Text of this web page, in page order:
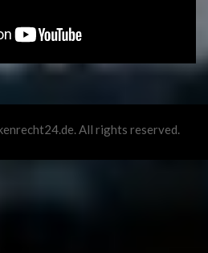
All rights reserved.